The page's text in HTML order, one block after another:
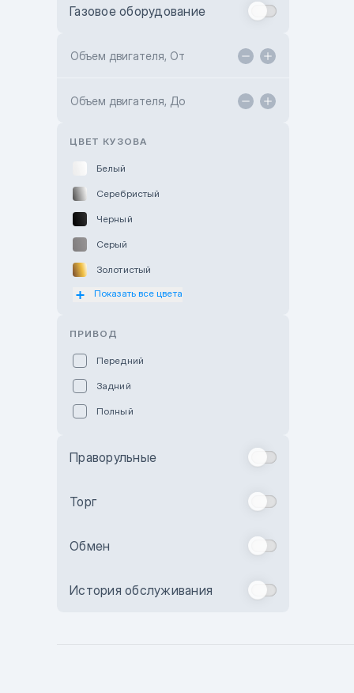
Toyota Kokshetau
Hyundai ShymCity
Газовое оборудование
Объем двигателя, От
Объем двигателя, До
ЦВЕТ КУЗОВА
Белый
Серебристый
Черный
Серый
Золотистый
Оранжевый
Бежевый
Комбинированный
Показать все цвета
ПРИВОД
Передний
Задний
Полный
Праворульные
Торг
Обмен
История обслуживания